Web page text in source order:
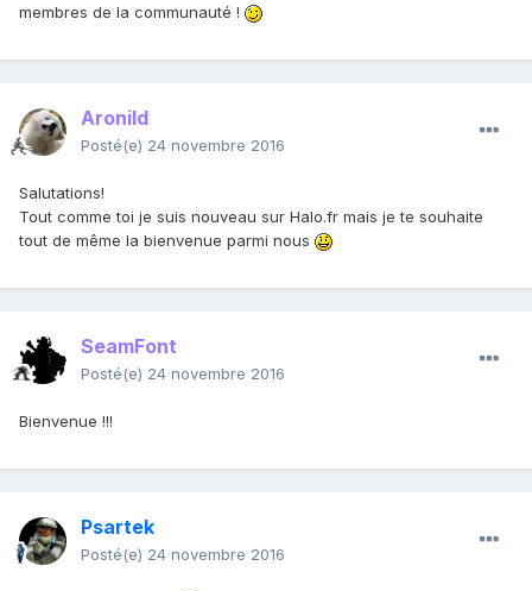
membres de la communauté !
Aronild
Posté(e) 24 novembre 2016
Salutations!
Tout comme toi je suis nouveau sur Halo.fr mais je te souhaite
tout de même la bienvenue parmi nous
SeamFont
Posté(e) 24 novembre 2016
Bienvenue !!!
Psartek
Posté(e) 24 novembre 2016